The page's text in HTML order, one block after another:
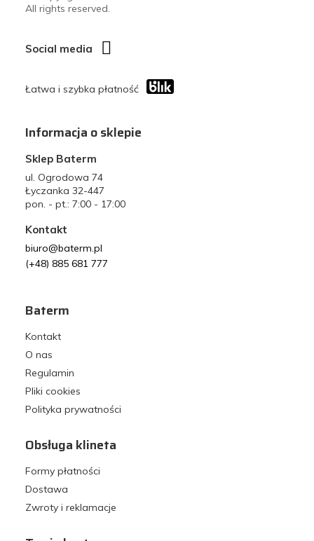
All rights reserved.
Social media
Łatwa i szybka płatność
Informacja o sklepie
Sklep Baterm
ul. Ogrodowa 74
Łyczanka 32-447
pon. - pt.: 7:00 - 17:00
Kontakt
biuro@baterm.pl
(+48) 885 681 777
Baterm
Kontakt
O nas
Regulamin
Pliki cookies
Polityka prywatności
Obsługa klineta
Formy płatności
Dostawa
Zwroty i reklamacje